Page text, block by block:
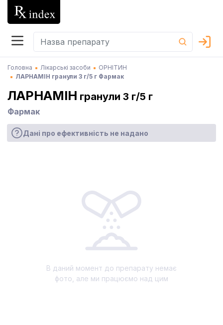
Головна Лікарські засоби
ОРНІТИН
ЛАРНАМІН гранули 3 г/5 г Фармак
ЛАРНАМІН гранули 3 г/5 г
Фармак
Дані про ефективність не надано
В даний момент до препарату немає
фото, але ми працюємо над цим